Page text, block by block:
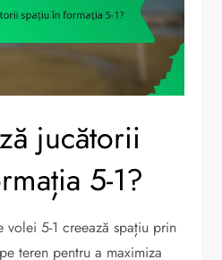
jucătorii
5-1?
volei 5-1 creează spațiu prin
teren pentru a maximiza